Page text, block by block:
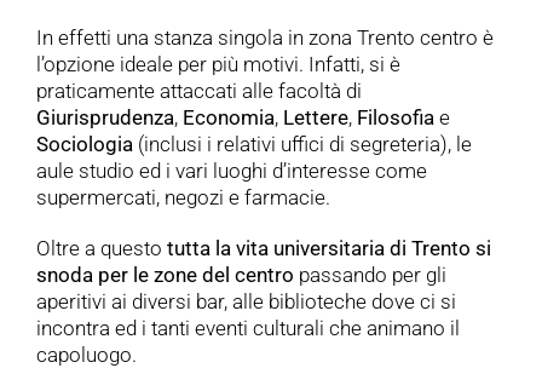
In effetti una stanza singola in zona Trento centro è
l’opzione ideale per più motivi. Infatti, si è
praticamente attaccati alle facoltà di
Giurisprudenza, Economia, Lettere, Filosofia e
Sociologia (inclusi i relativi uffici di segreteria), le
aule studio ed i vari luoghi d’interesse come
supermercati, negozi e farmacie.
Oltre a questo tutta la vita universitaria di Trento si
snoda per le zone del centro passando per gli
aperitivi ai diversi bar, alle biblioteche dove ci si
incontra ed i tanti eventi culturali che animano il
capoluogo.